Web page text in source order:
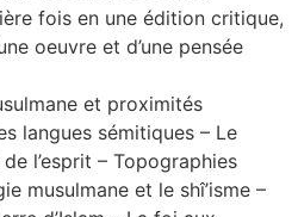
fois en une édition critique,
oeuvre et d’une pensée
et proximités
langues sémitiques – Le
l’esprit – Topographies
musulmane et le shî’isme –